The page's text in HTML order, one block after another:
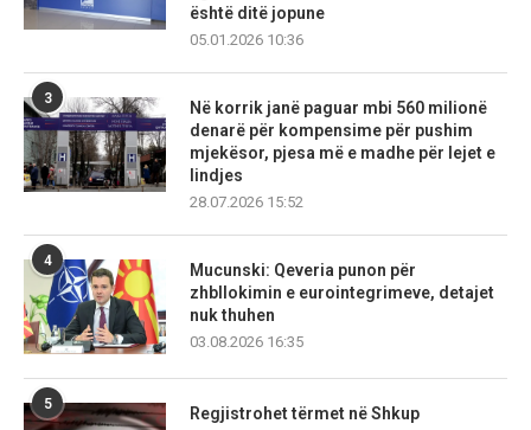
është ditë jopune
05.01.2026 10:36
3
Në korrik janë paguar mbi 560 milionë
denarë për kompensime për pushim
mjekësor, pjesa më e madhe për lejet e
lindjes
28.07.2026 15:52
4
Mucunski: Qeveria punon për
zhbllokimin e eurointegrimeve, detajet
nuk thuhen
03.08.2026 16:35
5
Regjistrohet tërmet në Shkup